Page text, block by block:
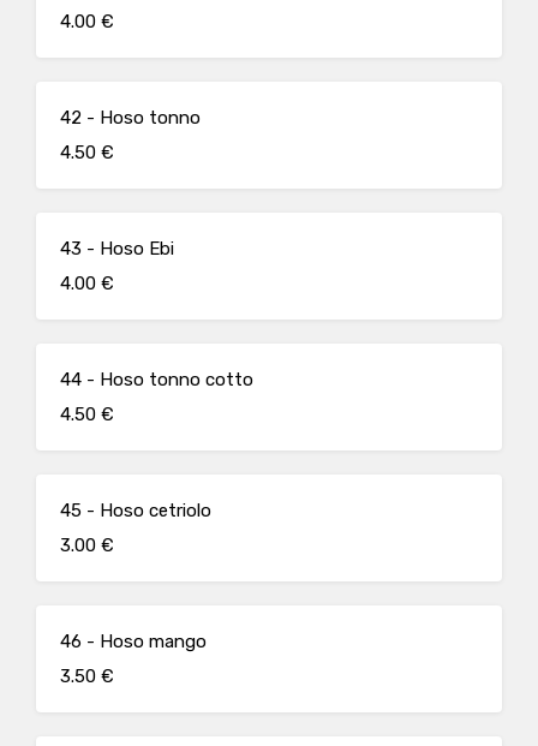
4.00 €
42 - Hoso tonno
4.50 €
43 - Hoso Ebi
4.00 €
44 - Hoso tonno cotto
4.50 €
45 - Hoso cetriolo
3.00 €
46 - Hoso mango
3.50 €